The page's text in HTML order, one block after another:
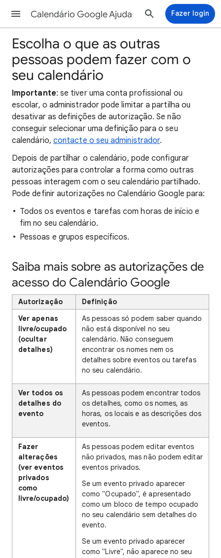
Calendário Google Ajuda Fazer login
Escolha o que as outras
pessoas podem fazer com o
seu calendário
Importante: se tiver uma conta profissional ou
escolar, o administrador pode limitar a partilha ou
desativar as definições de autorização. Se não
conseguir selecionar uma definição para o seu
calendário, contacte o seu administrador.
Depois de partilhar o calendário, pode configurar
autorizações para controlar a forma como outras
pessoas interagem com o seu calendário partilhado.
Pode definir autorizações no Calendário Google para:
Todos os eventos e tarefas com horas de início e
fim no seu calendário.
Pessoas e grupos específicos.
Saiba mais sobre as autorizações de
acesso do Calendário Google
Autorização
Definição
Ver apenas
livre/ocupado
(ocultar
detalhes)
As pessoas só podem saber quando
não está disponível no seu
calendário. Não conseguem
encontrar os nomes nem os
detalhes sobre eventos ou tarefas
no seu calendário.
Ver todos os
detalhes do
evento
As pessoas podem encontrar todos
os detalhes, como os nomes, as
horas, os locais e as descrições dos
eventos.
Fazer
alterações
(ver eventos
privados
como
livre/ocupado)
As pessoas podem editar eventos
não privados, mas não podem editar
eventos privados.
Se um evento privado aparecer
como "Ocupado", é apresentado
como um bloco de tempo ocupado
no seu calendário sem detalhes do
evento.
Se um evento privado aparecer
como "Livre", não aparece no seu